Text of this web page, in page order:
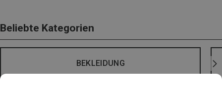
Beliebte Kategorien
BEKLEIDUNG